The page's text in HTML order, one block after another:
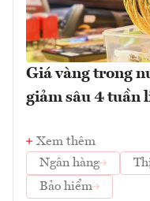
Giá vàng trong
giảm sâu 4 tuần
Xem thêm
Ngân hàng
Bảo hiểm